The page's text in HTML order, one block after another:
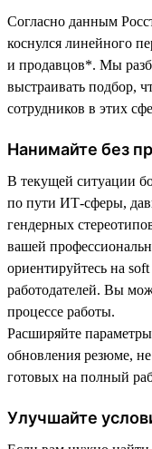
Согласно данным
коснулся линейного
и продавцов*. Мы
выстраивать подбор,
сотрудников в этих
Нанимайте без
В текущей ситуации
по пути ИТ-сферы,
гендерных
вашей
ориентируйтесь на
работодателей. Вы
процессе работы.
Расширяйте
обновления резюме,
готовых на полный
Улучшайте